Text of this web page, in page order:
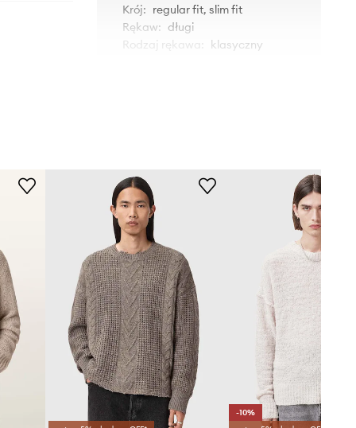
beżowy
Krój: regular fit, slim fit
Rękaw: długi
Rodzaj rękawa
klasyczny
-10%